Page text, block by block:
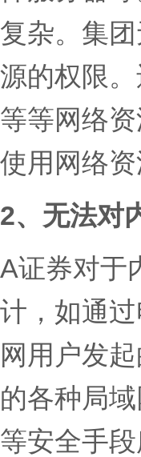
复杂。集
源的权限
等等网络
使用网络
2、无法对
A证券对于
计，如通
网用户发
的各种局
等安全手